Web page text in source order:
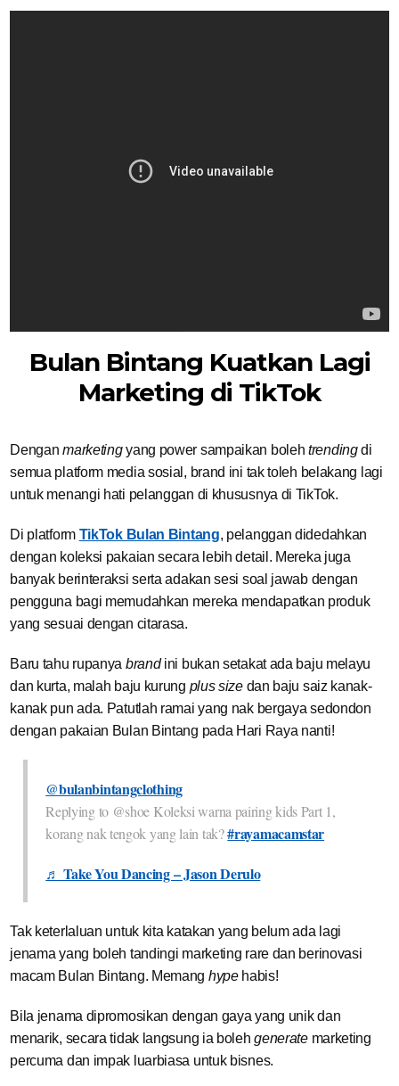
Bulan Bintang Kuatkan Lagi
Marketing di TikTok
Denganmarketingyang power sampaikan bolehtrendingdi
semua platform media sosial, brand ini tak toleh belakang lagi
untuk menangi hati pelanggan di khususnya di TikTok.
Di platform TikTok Bulan Bintang, pelanggan didedahkan
dengan koleksi pakaian secara lebih detail. Mereka juga
banyak berinteraksi serta adakan sesi soal jawab dengan
pengguna bagi memudahkan mereka mendapatkan produk
yang sesuai dengan citarasa.
Baru tahu rupanya brandini bukan setakat ada baju melayu
dan kurta, malah baju kurung plus sizedan baju saiz kanak-
kanak pun ada. Patutlah ramai yang nak bergaya sedondon
dengan pakaian Bulan Bintang pada Hari Raya nanti!
@bulanbintangclothing
Replying to @shoe Koleksi warna pairing kids Part 1,
korang nak tengok yang lain tak?#rayamacamstar
♬ Take You Dancing – Jason Derulo
Tak keterlaluan untuk kita katakan yang belum ada lagi
jenama yang boleh tandingi marketing rare dan berinovasi
macam Bulan Bintang. Memang hype habis!
Bila jenama dipromosikan dengan gaya yang unik dan
menarik, secara tidak langsung ia bolehgenerate marketing
percuma dan impak luarbiasa untuk bisnes.